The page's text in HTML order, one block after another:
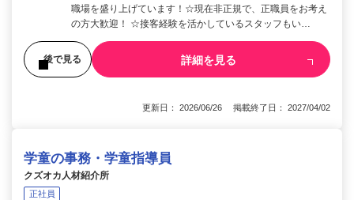
職場を盛り上げています！☆現在非正規で、正職員をお考え
の方大歓迎！ ☆接客経験を活かしているスタッフもい…
後で見る 詳細を見る
更新日： 2026/06/26 掲載終了日： 2027/04/02
学童の事務・学童指導員
クズオカ人材紹介所
正社員